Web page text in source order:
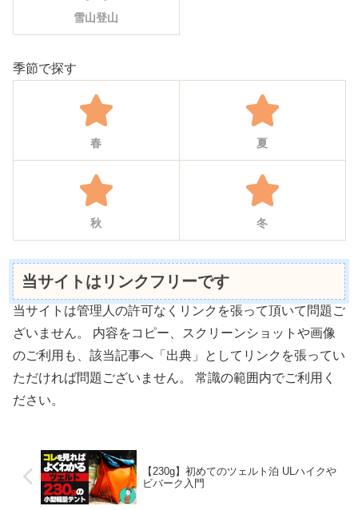
雪山登山
季節で探す
春 夏
秋 冬
当サイトはリンクフリーです
当サイトは管理人の許可なくリンクを張って頂いて問題ご
ざいません。 内容をコピー、スクリーンショットや画像
のご利用も、該当記事へ「出典」としてリンクを張ってい
ただければ問題ございません。 常識の範囲内でご利用く
ださい。
【230g】初めてのツェルト泊 ULハイクや
ビバーク入門